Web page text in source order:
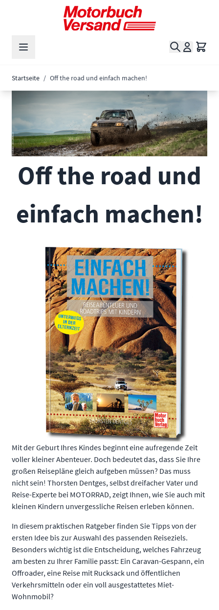
Zum Inhalt springen
Suche
Startseite / Off the road und einfach machen!
Off the road und
einfach machen!
Mit der Geburt Ihres Kindes beginnt eine aufregende Zeit
voller kleiner Abenteuer. Doch bedeutet das, dass Sie Ihre
großen Reisepläne gleich aufgeben müssen? Das muss
nicht sein! Thorsten Dentges, selbst dreifacher Vater und
Reise-Experte bei MOTORRAD, zeigt Ihnen, wie Sie auch mit
kleinen Kindern unvergessliche Reisen erleben können.
In diesem praktischen Ratgeber finden Sie Tipps von der
ersten Idee bis zur Auswahl des passenden Reiseziels.
Besonders wichtig ist die Entscheidung, welches Fahrzeug
am besten zu Ihrer Familie passt: Ein Caravan-Gespann, ein
Offroader, eine Reise mit Rucksack und öffentlichen
Verkehrsmitteln oder ein voll ausgestattetes Miet-
Wohnmobil?